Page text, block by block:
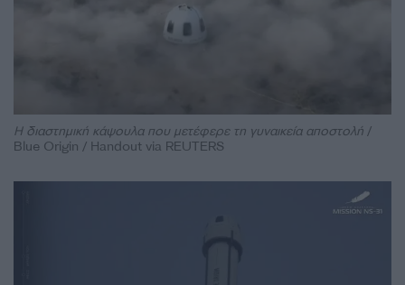
Η διαστημική κάψουλα που μετέφερε τη γυναικεία αποστολή /
Blue Origin / Handout via REUTERS